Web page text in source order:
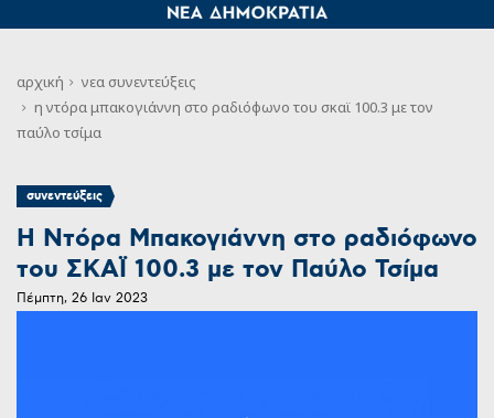
αρχική νεα συνεντεύξεις
η ντόρα μπακογιάννη στο ραδιόφωνο του σκαϊ 100.3 με τον
παύλο τσίμα
συνεντεύξεις
Η Ντόρα Μπακογιάννη στο ραδιόφωνο
του ΣΚΑΪ 100.3 με τον Παύλο Τσίμα
Πέμπτη, 26 Ιαν 2023